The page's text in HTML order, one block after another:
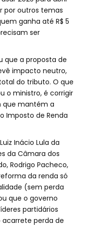
por outros temas
ganha até R$ 5
ser
que a proposta de
impacto neutro,
do tributo. O que
o ministro, é corrigir
que mantém a
Imposto de Renda
Inácio Lula da
da Câmara dos
Rodrigo Pacheco,
da renda só
(sem perda
que o governo
partidários
perda de